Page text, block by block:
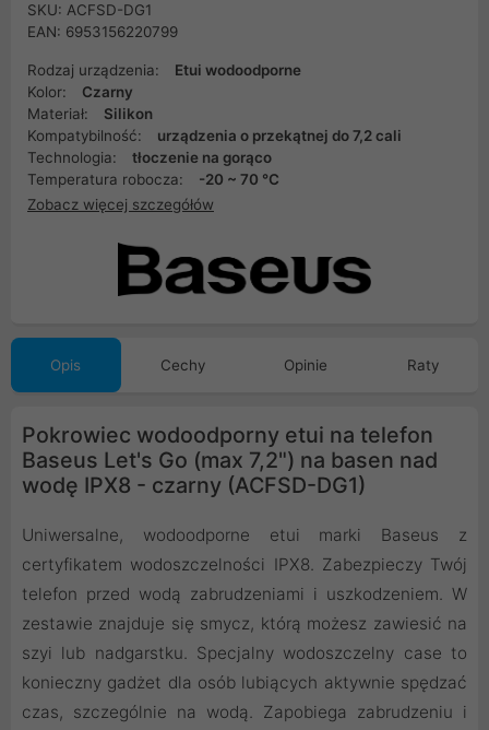
SKU: ACFSD-DG1
EAN: 6953156220799
Rodzaj urządzenia:
Etui wodoodporne
Kolor:
Czarny
Materiał:
Silikon
Kompatybilność:
urządzenia o przekątnej do 7,2 cali
Technologia:
tłoczenie na gorąco
Temperatura robocza:
-20 ~ 70 °C
Zobacz więcej szczegółów
Opis Cechy Opinie Raty
Pokrowiec wodoodporny etui na telefon
Baseus Let's Go (max 7,2") na basen nad
wodę IPX8 - czarny (ACFSD-DG1)
Uniwersalne, wodoodporne etui marki Baseus z
certyfikatem wodoszczelności IPX8. Zabezpieczy Twój
telefon przed wodą zabrudzeniami i uszkodzeniem. W
zestawie znajduje się smycz, którą możesz zawiesić na
szyi lub nadgarstku. Specjalny wodoszczelny case to
konieczny gadżet dla osób lubiących aktywnie spędzać
czas, szczególnie na wodą. Zapobiega zabrudzeniu i